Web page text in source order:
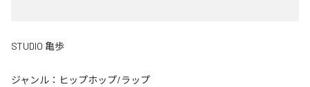
STUDIO 亀歩
ジャンル： ヒップホップ/ラップ